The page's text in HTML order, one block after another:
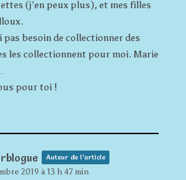
(j’en peux plus), et mes filles
pas besoin de collectionner des
les collectionnent pour moi. Marie
pour toi !
Auteur de l’article
2019 à 13 h 47 min